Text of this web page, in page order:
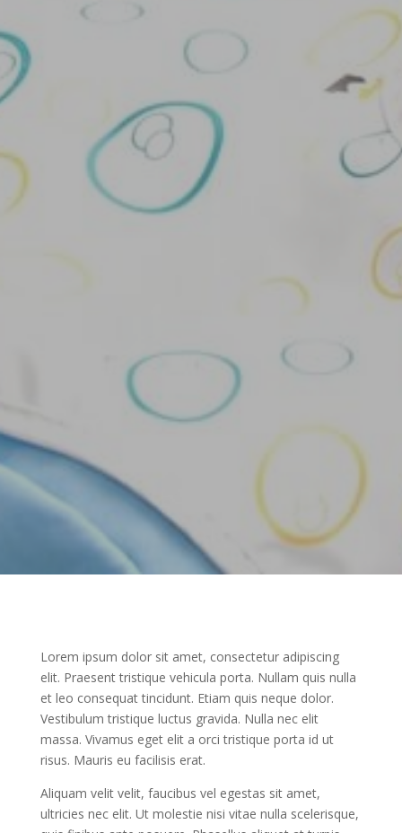
Lorem ipsum dolor sit amet, consectetur adipiscing
elit. Praesent tristique vehicula porta. Nullam quis nulla
et leo consequat tincidunt. Etiam quis neque dolor.
Vestibulum tristique luctus gravida. Nulla nec elit
massa. Vivamus eget elit a orci tristique porta id ut
risus. Mauris eu facilisis erat.
Aliquam velit velit, faucibus vel egestas sit amet,
ultricies nec elit. Ut molestie nisi vitae nulla scelerisque,